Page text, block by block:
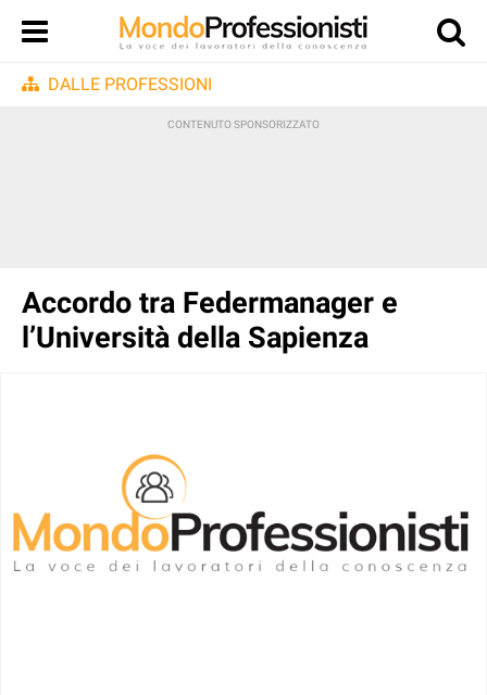
DALLE PROFESSIONI
Accordo tra Federmanager e
l’Università della Sapienza